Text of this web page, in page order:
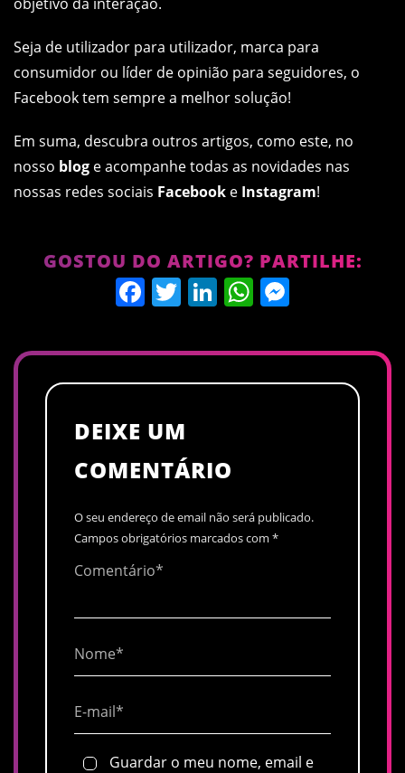
Seja de utilizador para utilizador, marca para
consumidor ou líder de opinião para seguidores, o
Facebook tem sempre a melhor solução!
Em suma, descubra outros artigos, como este, no
nosso blog e acompanhe todas as novidades nas
nossas redes sociais Facebook e Instagram!
GOSTOU DO ARTIGO? PARTILHE:
Facebook
Twitter
LinkedIn
WhatsApp
DEIXE UM
COMENTÁRIO
O seu endereço de email não será publicado.
Campos obrigatórios marcados com *
Guardar o meu nome, email e